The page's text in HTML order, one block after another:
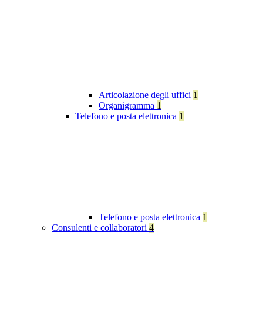
Articolazione degli uffici 1
Organigramma 1
Telefono e posta elettronica 1
Telefono e posta elettronica 1
Consulenti e collaboratori 4